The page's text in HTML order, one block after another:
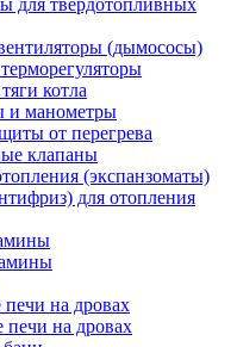
для твердотопливных
(дымососы)
котла
и манометры
от перегрева
клапаны
(экспанзоматы)
для отопления
на дровах
на дровах